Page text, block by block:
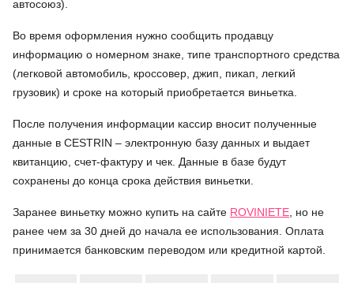
автосоюз).
Во время оформления нужно сообщить продавцу
информацию о номерном знаке, типе транспортного средства
(легковой автомобиль, кроссовер, джип, пикап, легкий
грузовик) и сроке на который приобретается виньетка.
После получения информации кассир вносит полученные
данные в CESTRIN – электронную базу данных и выдает
квитанцию, счет-фактуру и чек. Данные в базе будут
сохранены до конца срока действия виньетки.
Заранее виньетку можно купить на сайте ROVINIETE , но не
ранее чем за 30 дней до начала ее использования. Оплата
принимается банковским переводом или кредитной картой.